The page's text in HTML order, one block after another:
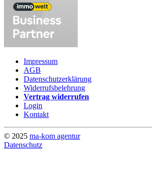
Impressum
AGB
Datenschutzerklärung
Widerrufsbelehrung
Vertrag widerrufen
Login
Kontakt
© 2025 ma-kom agentur
Datenschutz